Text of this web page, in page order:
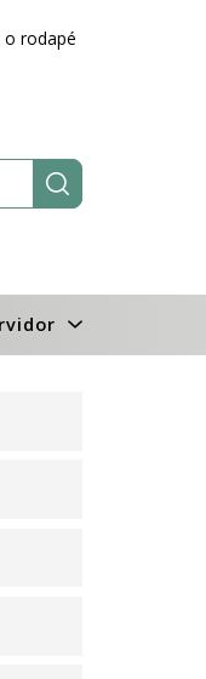
o rodapé
Pesquisar: